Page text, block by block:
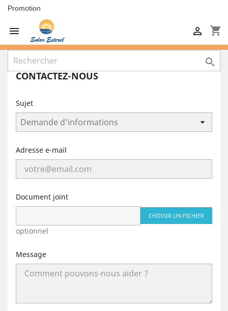
Promotion
 shopping_cart


CONTACTEZ-NOUS
Sujet
Adresse e-mail
Document joint
CHOISIR UN FICHIER
optionnel
Message